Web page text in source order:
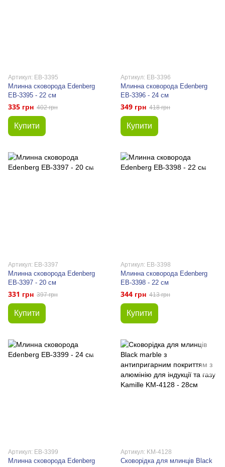
Артикул: EB-3395
Млинна сковорода Edenberg
EB-3395 - 22 см
335 грн 402 грн
Купити
Артикул: EB-3396
Млинна сковорода Edenberg
EB-3396 - 24 см
349 грн 418 грн
Купити
Артикул: EB-3397
Млинна сковорода Edenberg
EB-3397 - 20 см
331 грн 397 грн
Купити
Артикул: EB-3398
Млинна сковорода Edenberg
EB-3398 - 22 см
344 грн 413 грн
Купити
Артикул: EB-3399
Млинна сковорода Edenberg
Артикул: KM-4128
Сковорідка для млинців Black